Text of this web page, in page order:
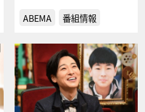
ABEMA 番組情報